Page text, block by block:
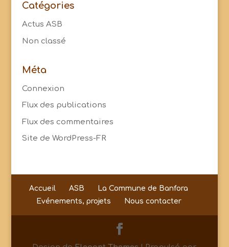
Catégories
Actus ASB
Non classé
Méta
Connexion
Flux des publications
Flux des commentaires
Site de WordPress-FR
Accueil ASB
La Commune de Banfora
Evénements, projets
Nous contacter